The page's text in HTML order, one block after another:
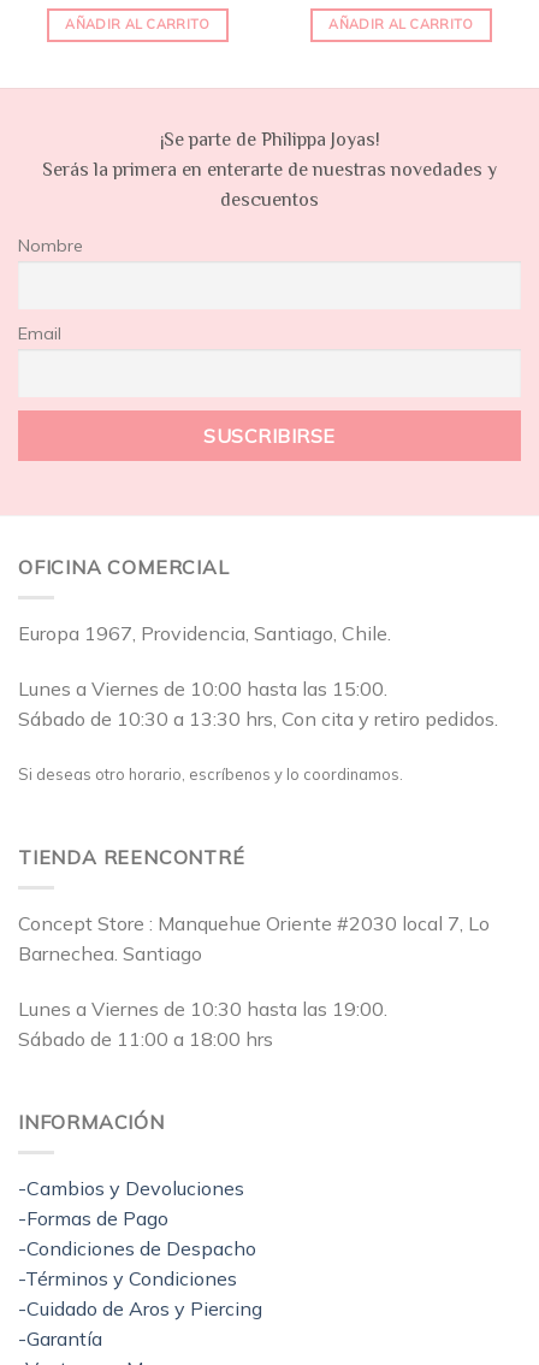
AÑADIR AL CARRITO AÑADIR AL CARRITO
¡Se parte de Philippa Joyas!
Serás la primera en enterarte de nuestras novedades y
descuentos
Nombre
Email
OFICINA COMERCIAL
Europa 1967, Providencia, Santiago, Chile.
Lunes a Viernes de 10:00 hasta las 15:00.
Sábado de 10:30 a 13:30 hrs, Con cita y retiro pedidos.
Si deseas otro horario, escríbenos y lo coordinamos.
TIENDA REENCONTRÉ
Concept Store : Manquehue Oriente #2030 local 7, Lo
Barnechea. Santiago
Lunes a Viernes de 10:30 hasta las 19:00.
Sábado de 11:00 a 18:00 hrs
INFORMACIÓN
-Cambios y Devoluciones
-Formas de Pago
-Condiciones de Despacho
-Términos y Condiciones
-Cuidado de Aros y Piercing
-Garantía